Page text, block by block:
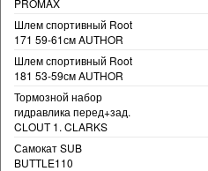
Шлем спортивный Root
171 59-61см AUTHOR
Шлем спортивный Root
181 53-59см AUTHOR
Тормозной набор
гидравлика перед+зад.
CLOUT 1. CLARKS
Самокат SUB
BUTTLE110